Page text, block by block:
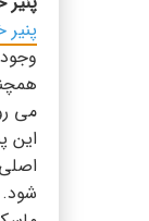
می
این
شود.